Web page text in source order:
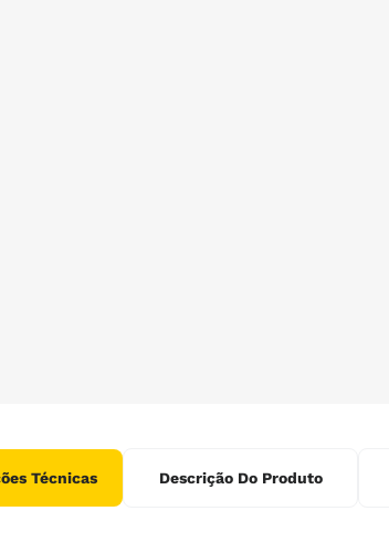
Técnicas Descrição Do Produto